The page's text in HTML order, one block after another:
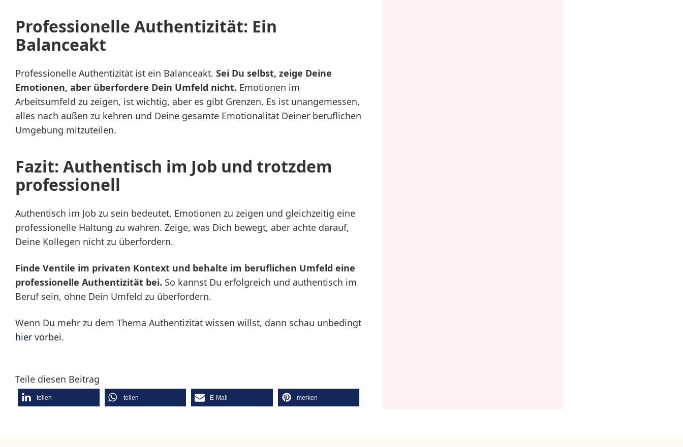
Professionelle Authentizität: Ein
Balanceakt
Professionelle Authentizität ist ein Balanceakt. Sei Du selbst, zeige Deine
Emotionen, aber überfordere Dein Umfeld nicht. Emotionen im
Arbeitsumfeld zu zeigen, ist wichtig, aber es gibt Grenzen. Es ist unangemessen,
alles nach außen zu kehren und Deine gesamte Emotionalität Deiner beruflichen
Umgebung mitzuteilen.
Fazit: Authentisch im Job und trotzdem
professionell
Authentisch im Job zu sein bedeutet, Emotionen zu zeigen und gleichzeitig eine
professionelle Haltung zu wahren. Zeige, was Dich bewegt, aber achte darauf,
Deine Kollegen nicht zu überfordern.
Finde Ventile im privaten Kontext und behalte im beruflichen Umfeld eine
professionelle Authentizität bei. So kannst Du erfolgreich und authentisch im
Beruf sein, ohne Dein Umfeld zu überfordern.
Wenn Du mehr zu dem Thema Authentizität wissen willst, dann schau unbedingt
hier vorbei.
Teile diesen Beitrag
teilen teilen E-Mail merken